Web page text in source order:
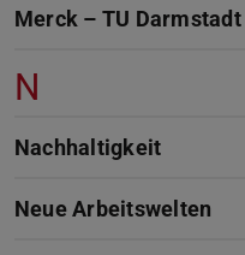
Merck – TU
N
Nachhaltigkeit
Neue Arbeitswelten